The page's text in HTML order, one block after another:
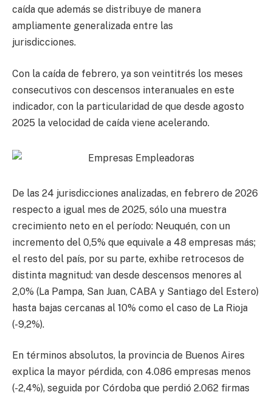
caída que además se distribuye de manera
ampliamente generalizada entre las
jurisdicciones.
Con la caída de febrero, ya son veintitrés los meses
consecutivos con descensos interanuales en este
indicador, con la particularidad de que desde agosto
2025 la velocidad de caída viene acelerando.
De las 24 jurisdicciones analizadas, en febrero de 2026
respecto a igual mes de 2025, sólo una muestra
crecimiento neto en el período: Neuquén, con un
incremento del 0,5% que equivale a 48 empresas más;
el resto del país, por su parte, exhibe retrocesos de
distinta magnitud: van desde descensos menores al
2,0% (La Pampa, San Juan, CABA y Santiago del Estero)
hasta bajas cercanas al 10% como el caso de La Rioja
(-9,2%).
En términos absolutos, la provincia de Buenos Aires
explica la mayor pérdida, con 4.086 empresas menos
(-2,4%), seguida por Córdoba que perdió 2.062 firmas